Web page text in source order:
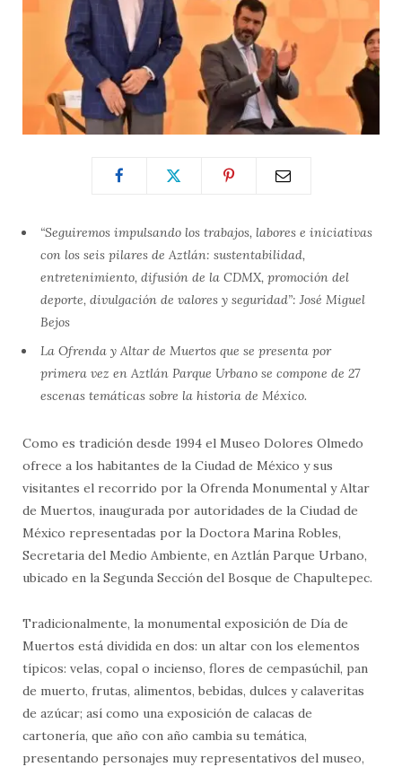
“Seguiremos impulsando los trabajos, labores e iniciativas
con los seis pilares de Aztlán: sustentabilidad,
entretenimiento, difusión de la CDMX, promoción del
deporte, divulgación de valores y seguridad”: José Miguel
Bejos
La Ofrenda y Altar de Muertos que se presenta por
primera vez en Aztlán Parque Urbano se compone de 27
escenas temáticas sobre la historia de México.
Como es tradición desde 1994 el Museo Dolores Olmedo
ofrece a los habitantes de la Ciudad de México y sus
visitantes el recorrido por la Ofrenda Monumental y Altar
de Muertos, inaugurada por autoridades de la Ciudad de
México representadas por la Doctora Marina Robles,
Secretaria del Medio Ambiente, en Aztlán Parque Urbano,
ubicado en la Segunda Sección del Bosque de Chapultepec.
Tradicionalmente, la monumental exposición de Día de
Muertos está dividida en dos: un altar con los elementos
típicos: velas, copal o incienso, flores de cempasúchil, pan
de muerto, frutas, alimentos, bebidas, dulces y calaveritas
de azúcar; así como una exposición de calacas de
cartonería, que año con año cambia su temática,
presentando personajes muy representativos del museo,